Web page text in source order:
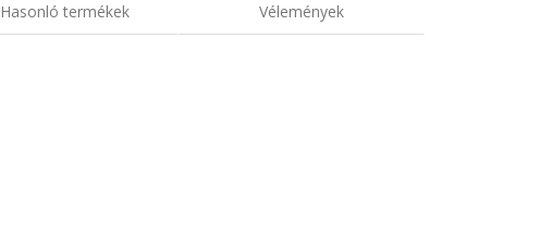
Hasonló termékek Vélemények